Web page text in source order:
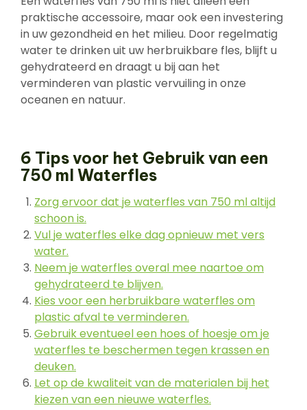
praktische accessoire, maar ook een investering
in uw gezondheid en het milieu. Door regelmatig
water te drinken uit uw herbruikbare fles, blijft u
gehydrateerd en draagt u bij aan het
verminderen van plastic vervuiling in onze
oceanen en natuur.
6 Tips voor het Gebruik van een
750 ml Waterfles
Zorg ervoor dat je waterfles van 750 ml altijd
schoon is.
Vul je waterfles elke dag opnieuw met vers
water.
Neem je waterfles overal mee naartoe om
gehydrateerd te blijven.
Kies voor een herbruikbare waterfles om
plastic afval te verminderen.
Gebruik eventueel een hoes of hoesje om je
waterfles te beschermen tegen krassen en
deuken.
Let op de kwaliteit van de materialen bij het
kiezen van een nieuwe waterfles.